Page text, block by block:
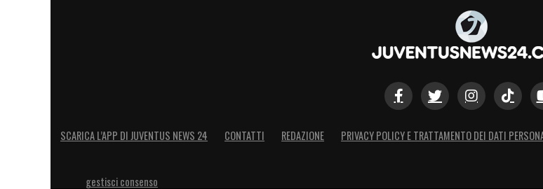
SCARICA L’APP DI JUVENTUS NEWS 24 CONTATTI REDAZIONE PRIVACY POLICY E TRATTAMENTO DEI DATI
gestisci consenso